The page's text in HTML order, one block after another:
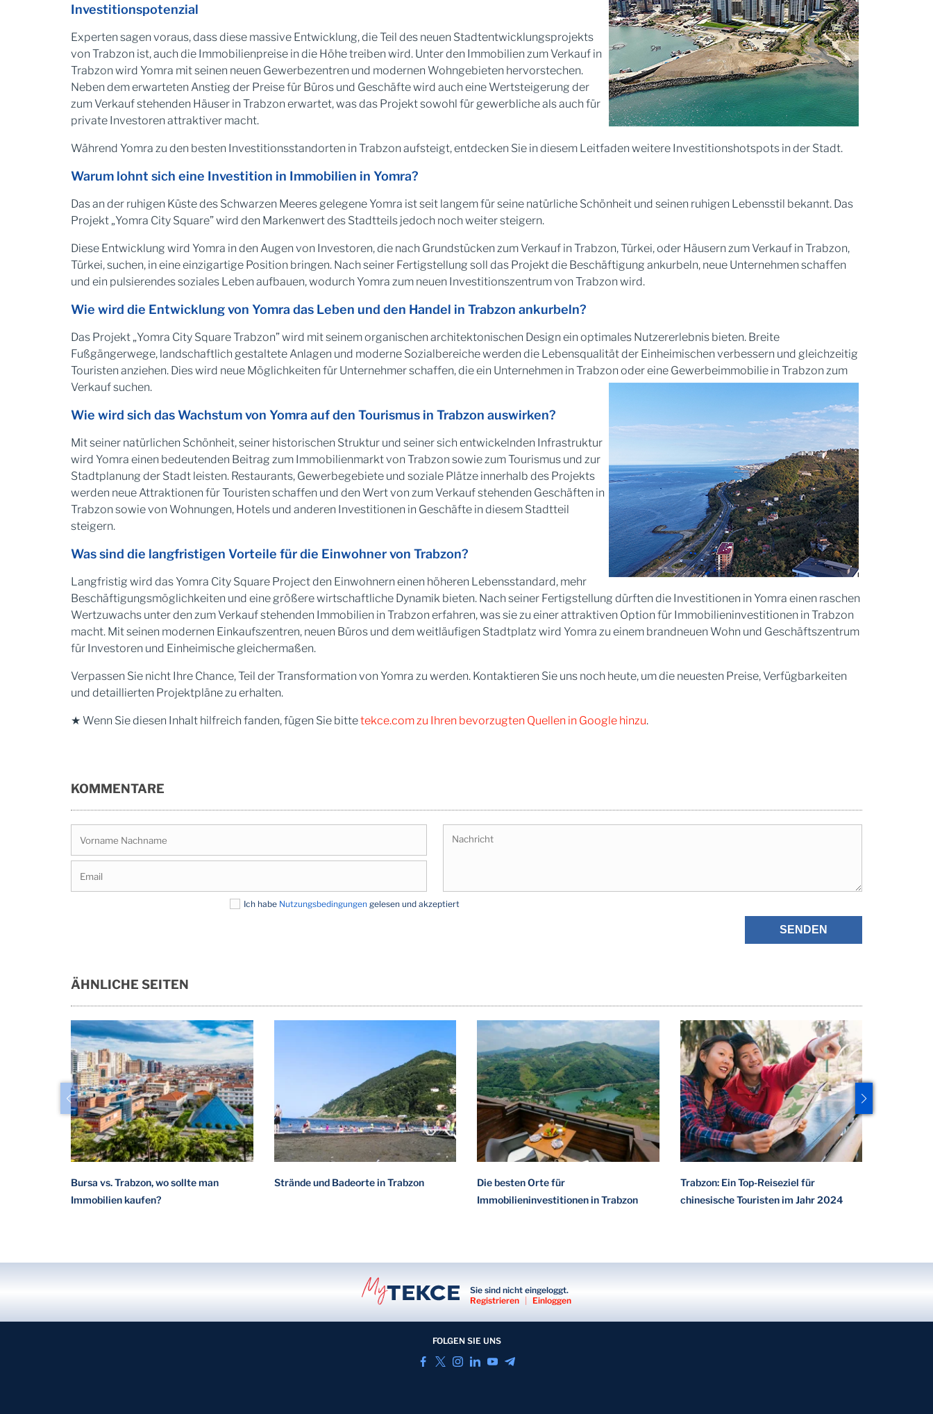
Investitionspotenzial
Experten sagen voraus, dass diese massive Entwicklung, die Teil des neuen Stadtentwicklungsprojekts
von Trabzon ist, auch die Immobilienpreise in die Höhe treiben wird. Unter den Immobilien zum Verkauf in
Trabzon wird Yomra mit seinen neuen Gewerbezentren und modernen Wohngebieten hervorstechen.
Neben dem erwarteten Anstieg der Preise für Büros und Geschäfte wird auch eine Wertsteigerung der
zum Verkauf stehenden Häuser in Trabzon erwartet, was das Projekt sowohl für gewerbliche als auch für
private Investoren attraktiver macht.
Während Yomra zu den besten Investitionsstandorten in Trabzon aufsteigt, entdecken Sie in diesem Leitfaden weitere Investitionshotspots in der Stadt.
Warum lohnt sich eine Investition in Immobilien in Yomra?
Das an der ruhigen Küste des Schwarzen Meeres gelegene Yomra ist seit langem für seine natürliche Schönheit und seinen ruhigen Lebensstil bekannt. Das
Projekt „Yomra City Square” wird den Markenwert des Stadtteils jedoch noch weiter steigern.
Diese Entwicklung wird Yomra in den Augen von Investoren, die nach Grundstücken zum Verkauf in Trabzon, Türkei, oder Häusern zum Verkauf in Trabzon,
Türkei, suchen, in eine einzigartige Position bringen. Nach seiner Fertigstellung soll das Projekt die Beschäftigung ankurbeln, neue Unternehmen schaffen
und ein pulsierendes soziales Leben aufbauen, wodurch Yomra zum neuen Investitionszentrum von Trabzon wird.
Wie wird die Entwicklung von Yomra das Leben und den Handel in Trabzon ankurbeln?
Das Projekt „Yomra City Square Trabzon” wird mit seinem organischen architektonischen Design ein optimales Nutzererlebnis bieten. Breite
Fußgängerwege, landschaftlich gestaltete Anlagen und moderne Sozialbereiche werden die Lebensqualität der Einheimischen verbessern und gleichzeitig
Touristen anziehen. Dies wird neue Möglichkeiten für Unternehmer schaffen, die ein Unternehmen in Trabzon oder eine Gewerbeimmobilie in Trabzon zum
Verkauf suchen.
Wie wird sich das Wachstum von Yomra auf den Tourismus in Trabzon auswirken?
Mit seiner natürlichen Schönheit, seiner historischen Struktur und seiner sich entwickelnden Infrastruktur
wird Yomra einen bedeutenden Beitrag zum Immobilienmarkt von Trabzon sowie zum Tourismus und zur
Stadtplanung der Stadt leisten. Restaurants, Gewerbegebiete und soziale Plätze innerhalb des Projekts
werden neue Attraktionen für Touristen schaffen und den Wert von zum Verkauf stehenden Geschäften in
Trabzon sowie von Wohnungen, Hotels und anderen Investitionen in Geschäfte in diesem Stadtteil
steigern.
Was sind die langfristigen Vorteile für die Einwohner von Trabzon?
Langfristig wird das Yomra City Square Project den Einwohnern einen höheren Lebensstandard, mehr
Beschäftigungsmöglichkeiten und eine größere wirtschaftliche Dynamik bieten. Nach seiner Fertigstellung dürften die Investitionen in Yomra einen raschen
Wertzuwachs unter den zum Verkauf stehenden Immobilien in Trabzon erfahren, was sie zu einer attraktiven Option für Immobilieninvestitionen in Trabzon
macht. Mit seinen modernen Einkaufszentren, neuen Büros und dem weitläufigen Stadtplatz wird Yomra zu einem brandneuen Wohn und Geschäftszentrum
für Investoren und Einheimische gleichermaßen.
Verpassen Sie nicht Ihre Chance, Teil der Transformation von Yomra zu werden. Kontaktieren Sie uns noch heute, um die neuesten Preise, Verfügbarkeiten
und detaillierten Projektpläne zu erhalten.
★ Wenn Sie diesen Inhalt hilfreich fanden, fügen Sie bittetekce.com zu Ihren bevorzugten Quellen in Google hinzu.
KOMMENTARE
Ich habe Nutzungsbedingungengelesen und akzeptiert
SENDEN
ÄHNLICHE SEITEN
Bursa vs. Trabzon, wo sollte man
Immobilien kaufen?
Strände und Badeorte in Trabzon
Die besten Orte für
Immobilieninvestitionen in Trabzon
Trabzon: Ein Top-Reiseziel für
chinesische Touristen im Jahr 2024
Sie sind nicht eingeloggt.
Registrieren | Einloggen
FOLGEN SIE UNS